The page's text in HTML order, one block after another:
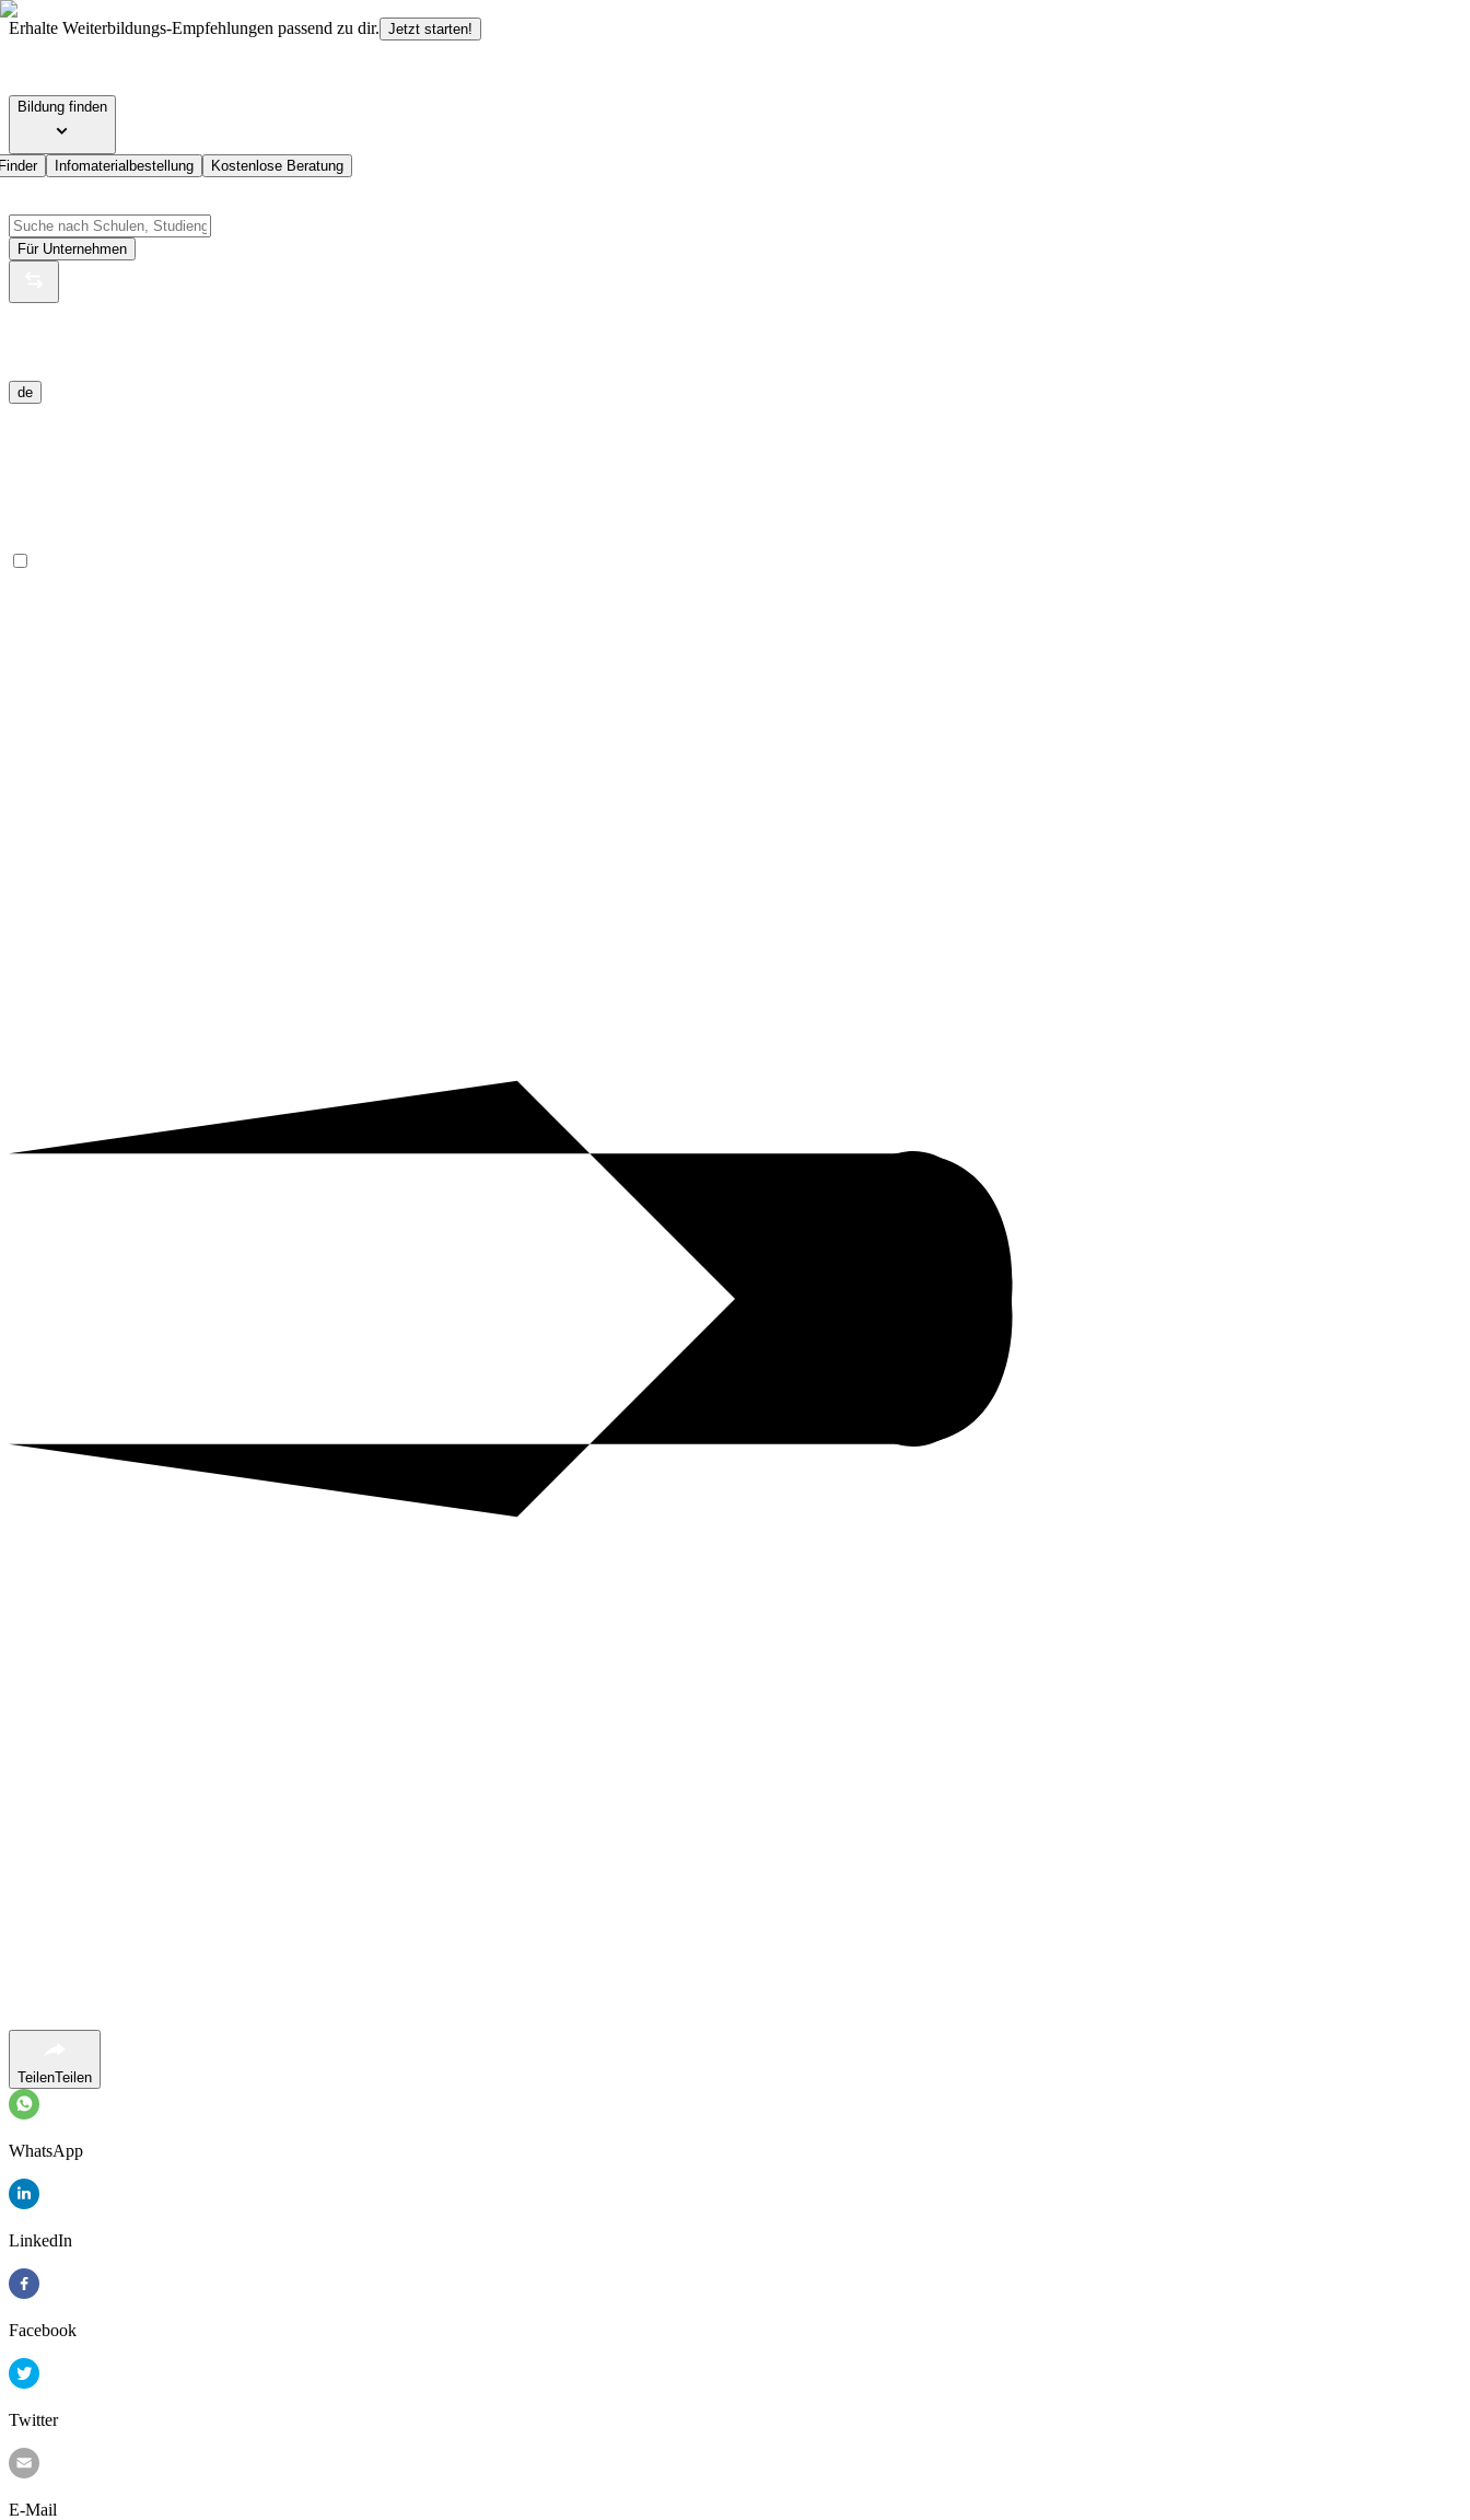
Erhalte Weiterbildungs-Empfehlungen passend zu dir. Jetzt starten!
Bildung finden
Infomaterialbestellung Kostenlose Beratung
Für Unternehmen
de
TeilenTeilen
WhatsApp
LinkedIn
Facebook
Twitter
E-Mail